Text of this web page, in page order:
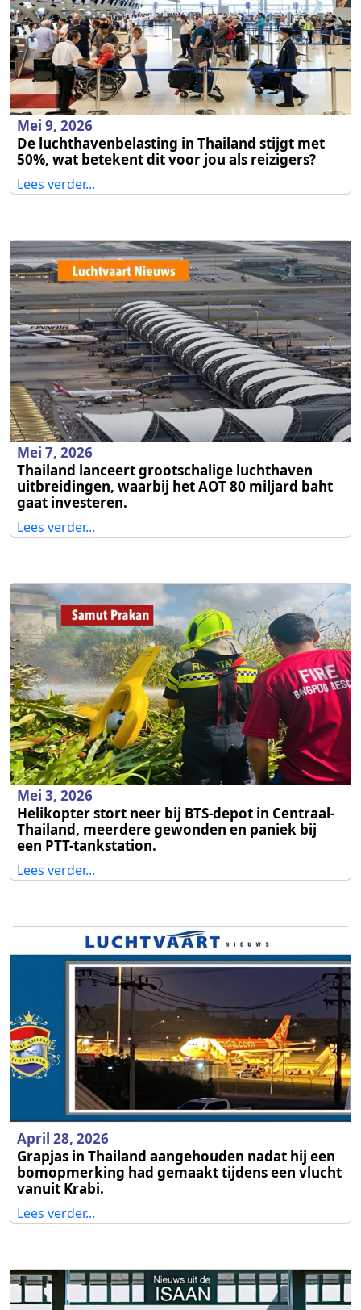
Mei 9, 2026
De luchthavenbelasting in Thailand stijgt met
50%, wat betekent dit voor jou als reizigers?
Lees verder...
Mei 7, 2026
Thailand lanceert grootschalige luchthaven
uitbreidingen, waarbij het AOT 80 miljard baht
gaat investeren.
Lees verder...
Mei 3, 2026
Helikopter stort neer bij BTS-depot in Centraal-
Thailand, meerdere gewonden en paniek bij
een PTT-tankstation.
Lees verder...
April 28, 2026
Grapjas in Thailand aangehouden nadat hij een
bomopmerking had gemaakt tijdens een vlucht
vanuit Krabi.
Lees verder...